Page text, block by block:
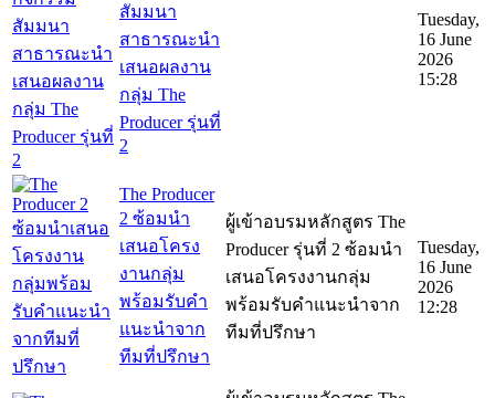
สัมมนา
สาธารณะนำ
เสนอผลงาน
กลุ่ม The
Producer รุ่นที่
2
Tuesday,
16 June
2026
15:28
The Producer
2 ซ้อมนำ
เสนอโครง
งานกลุ่ม
พร้อมรับคำ
แนะนำจาก
ทีมที่ปรึกษา
ผู้เข้าอบรมหลักสูตร The
Producer รุ่นที่ 2 ซ้อมนำ
เสนอโครงงานกลุ่ม
พร้อมรับคำแนะนำจาก
ทีมที่ปรึกษา
Tuesday,
16 June
2026
12:28